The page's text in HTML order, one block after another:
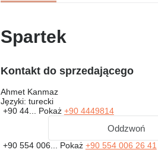
Spartek
Kontakt do sprzedającego
Ahmet Kanmaz
Języki: turecki
+90 44... Pokaż +90 4449814
Oddzwoń
+90 554 006... Pokaż +90 554 006 26 41